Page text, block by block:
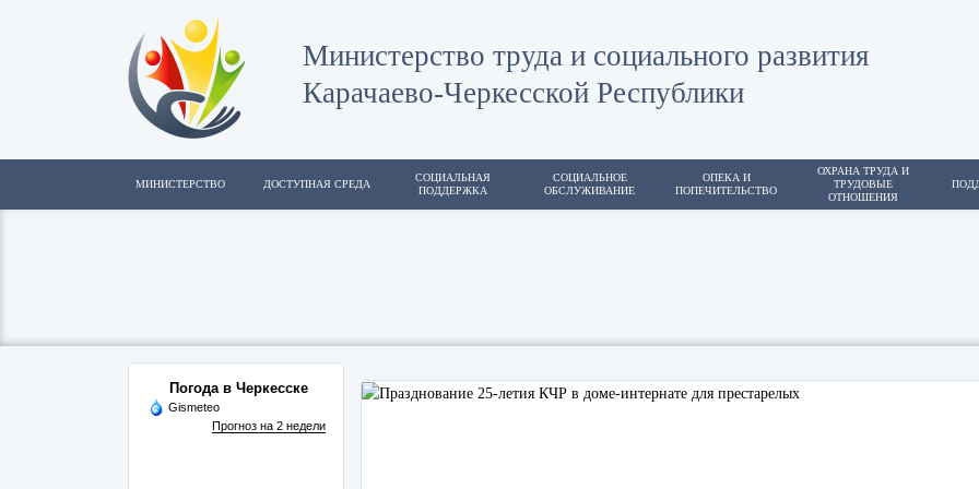
Министерство труда и социального развития
Карачаево-Черкесской Республики
МИНИСТЕРСТВО ДОСТУПНАЯ СРЕДА
СОЦИАЛЬНАЯ
ПОДДЕРЖКА
СОЦИАЛЬНОЕ
ОБСЛУЖИВАНИЕ
ОПЕКА И
ПОПЕЧИТЕЛЬСТВО
ОХРАНА ТРУДА И
ТРУДОВЫЕ
ОТНОШЕНИЯ
Погода в Черкесске
Gismeteo
Прогноз на 2 недели